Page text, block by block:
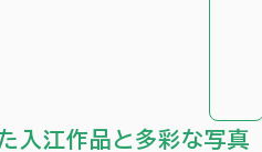
入江作品と多彩な写真